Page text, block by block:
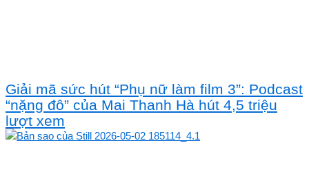
Giải mã sức hút “Phụ nữ làm film 3”: Podcast
“nặng đô” của Mai Thanh Hà hút 4,5 triệu
lượt xem